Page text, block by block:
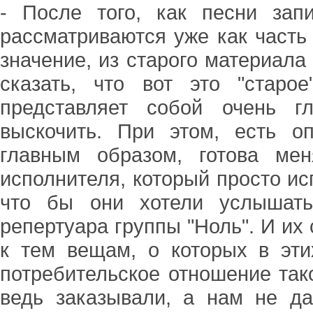
- После того, как песни
рассматриваются уже как
значение, из старого
сказать, что вот это
представляет собой очень
выскочить. При этом, есть
главным образом, готова
исполнителя, который просто
что бы они хотели
репертуара группы "Ноль". И их
к тем вещам, о которых в
потребительское отношение
ведь заказывали, а нам не